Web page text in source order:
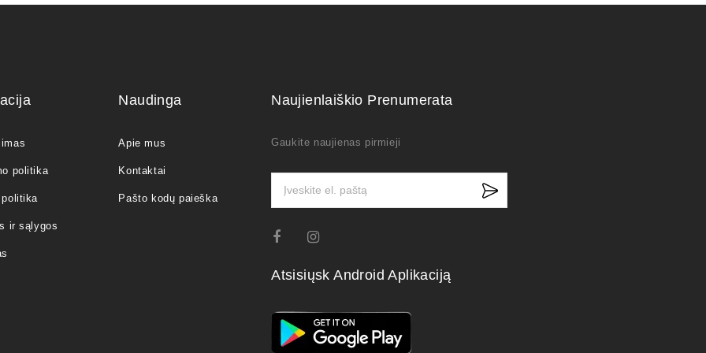
politika
ir sąlygos
Naudinga
Apie mus
Kontaktai
Pašto kodų paieška
Naujienlaiškio Prenumerata
Gaukite naujienas pirmieji
Atsisiųsk Android Aplikaciją